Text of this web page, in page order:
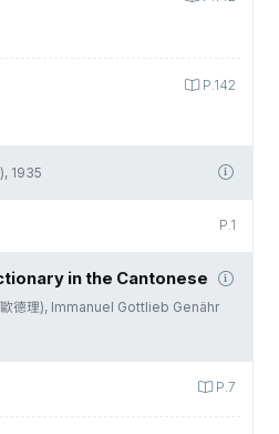
P.142
1935
P.1
in the Cantonese
德理), Immanuel Gottlieb Genähr
P.7